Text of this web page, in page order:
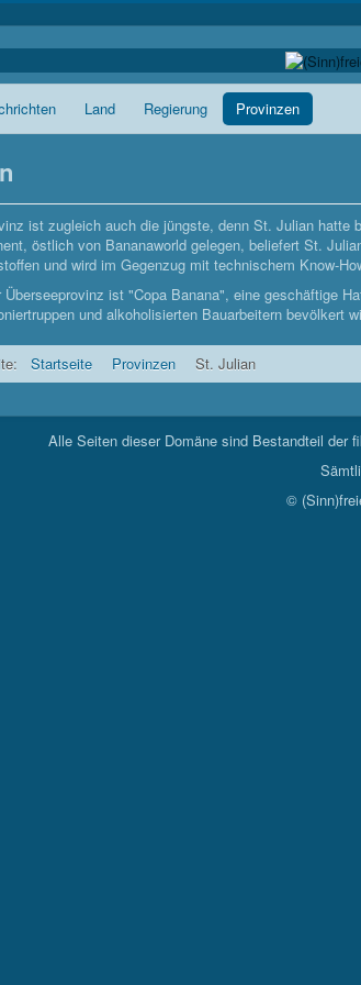
Land Regierung Provinzen
ist zugleich auch die jüngste, denn St. Julian
östlich von Bananaworld gelegen, beliefert St.
und wird im Gegenzug mit technischem Know-
Überseeprovinz ist "Copa Banana", eine geschäftige
und alkoholisierten Bauarbeitern bevölkert
Startseite Provinzen St. Julian
Alle Seiten dieser Domäne sind Bestandteil der
©